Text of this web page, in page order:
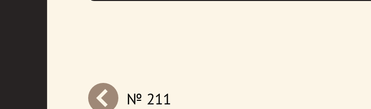
next№ 211